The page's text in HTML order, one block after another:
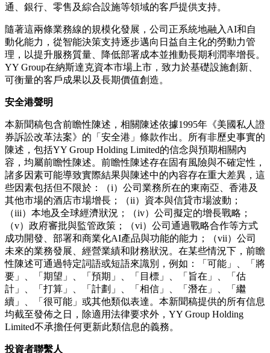
通、銀行、零售及綜合設施等領域的客戶提供支持。
隨著這兩條業務線的規模化發展，公司正系統地融入 AI和自
動化能力，從智能決策支持逐步邁向日益自主化的勞動力管
理，以提升服務質量、降低部署成本並推動長期利潤率增長。
YY Group在納斯達克資本市場上市，致力於基礎設施創新、
可衡量的客戶成果以及長期價值創造。
安全港聲明
本新聞稿包含前瞻性陳述，相關陳述依據1995年《美國私人證
券訴訟改革法案》的「安全港」條款作出。所有非歷史事實的
陳述，包括YY Group Holding Limited的信念與預期相關內
容，均屬前瞻性陳述。前瞻性陳述存在固有風險與不確定性，
諸多因素可能導致實際結果與陳述中的內容存在重大差異，這
些因素包括但不限於：（i）公司業務所在的東南亞、香港及
其他市場的酒店市場增長；（ii）資本與信貸市場波動；
（iii）本地及全球經濟狀況；（iv）公司擬定的增長戰略；
（v）政府審批與監管政策；（vi）公司通過戰略合作等方式
成功開發、部署和商業化AI產品與功能的能力；（vii）公司
未來的業務發展、經營業績和財務狀況。在某些情況下，前瞻
性陳述可通過特定詞語或短語來識別，例如：「可能」、「將
要」、「期望」、「預期」、「目標」、「旨在」、「估
計」、「打算」、「計劃」、「相信」、「潛在」、「繼
續」、「很可能」或其他類似表達。本新聞稿提供的所有信息
均截至發佈之日，除適用法律要求外，YY Group Holding
Limited不承擔任何更新此類信息的義務。
投資者聯繫人